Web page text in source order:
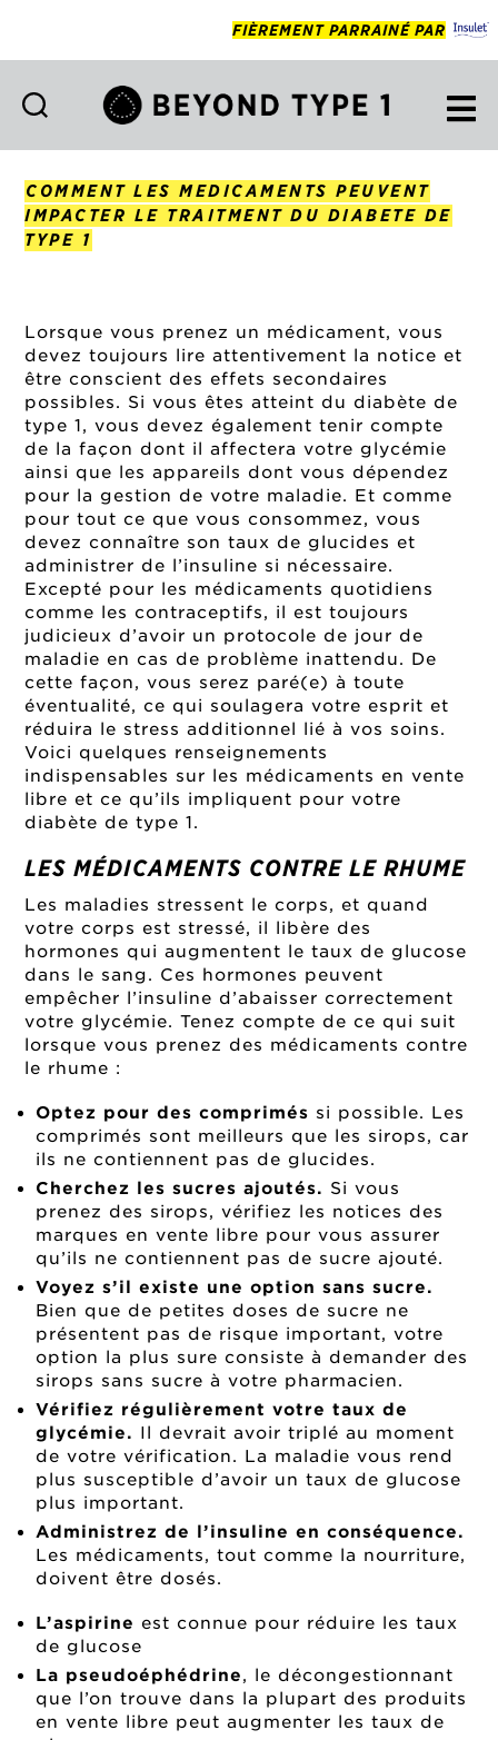
FIÈREMENT PARRAINÉ PAR
1
Francais
COMMENT LES MEDICAMENTS PEUVENT
IMPACTER LE TRAITMENT DU DIABETE DE
TYPE 1
Lorsque vous prenez un médicament, vous
devez toujours lire attentivement la notice et
être conscient des effets secondaires
possibles. Si vous êtes atteint du diabète de
type 1, vous devez également tenir compte
de la façon dont il affectera votre glycémie
ainsi que les appareils dont vous dépendez
pour la gestion de votre maladie. Et comme
pour tout ce que vous consommez, vous
devez connaître son taux de glucides et
administrer de l’insuline si nécessaire.
Excepté pour les médicaments quotidiens
comme les contraceptifs, il est toujours
judicieux d’avoir un protocole de jour de
maladie en cas de problème inattendu. De
cette façon, vous serez paré(e) à toute
éventualité, ce qui soulagera votre esprit et
réduira le stress additionnel lié à vos soins.
Voici quelques renseignements
indispensables sur les médicaments en vente
libre et ce qu’ils impliquent pour votre
diabète de type 1.
LES MÉDICAMENTS CONTRE LE RHUME
Les maladies stressent le corps, et quand
votre corps est stressé, il libère des
hormones qui augmentent le taux de glucose
dans le sang. Ces hormones peuvent
empêcher l’insuline d’abaisser correctement
votre glycémie. Tenez compte de ce qui suit
lorsque vous prenez des médicaments contre
le rhume :
Optez pour des comprimés si possible. Les
comprimés sont meilleurs que les sirops, car
ils ne contiennent pas de glucides.
Cherchez les sucres ajoutés. Si vous
prenez des sirops, vérifiez les notices des
marques en vente libre pour vous assurer
qu’ils ne contiennent pas de sucre ajouté.
Voyez s’il existe une option sans sucre.
Bien que de petites doses de sucre ne
présentent pas de risque important, votre
option la plus sure consiste à demander des
sirops sans sucre à votre pharmacien.
Vérifiez régulièrement votre taux de
glycémie. Il devrait avoir triplé au moment
de votre vérification. La maladie vous rend
plus susceptible d’avoir un taux de glucose
plus important.
Administrez de l’insuline en conséquence.
Les médicaments, tout comme la nourriture,
doivent être dosés.
L’aspirine est connue pour réduire les taux
de glucose
La pseudoéphédrine, le décongestionnant
que l’on trouve dans la plupart des produits
en vente libre peut augmenter les taux de